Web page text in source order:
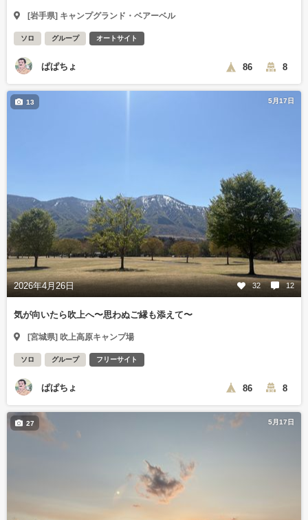
[岩手県] キャンプグランド・ベアーベル
ソロ グループ オートサイト
ぱぱちょ 86 8
5月17日
2026年4月26日 32 12
13
気が向いたら吹上へ〜思わぬご縁も添えて〜
[宮城県] 吹上高原キャンプ場
ソロ グループ フリーサイト
ぱぱちょ 86 8
5月17日
27